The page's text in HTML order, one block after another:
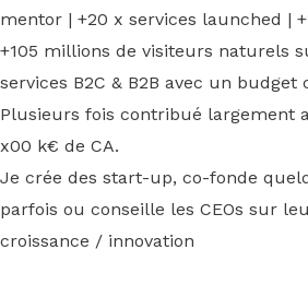
mentor | +20 x services launched |
+105 millions de visiteurs naturels
services B2C & B2B avec un
Plusieurs fois contribué largement
x00 k€ de CA.
Je crée des start-up, co-fonde
parfois ou conseille les CEOs sur
croissance / innovation